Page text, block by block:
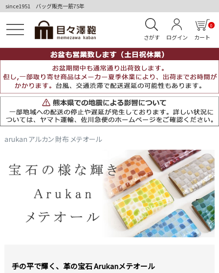
since1951 バッグ販売一筋75年
さがす ログイン カート
0
arukan アルカン 財布 メテオール
手の平で輝く、革の宝石 Arukanメテオール